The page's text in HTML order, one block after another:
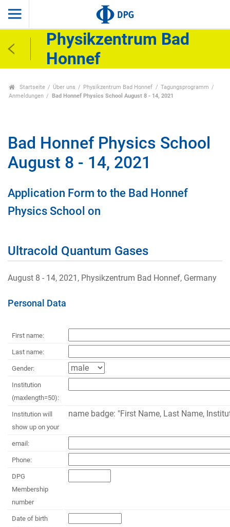
Physikzentrum Bad
Honnef
Startseite Über uns Physikzentrum Bad Honnef
Tagungsprogramm
Anmeldungen
Bad Honnef Physics School August 8 - 14, 2021
Bad Honnef Physics School
August 8 - 14, 2021
Application Form to the Bad Honnef
Physics School on
Ultracold Quantum Gases
August 8 - 14, 2021, Physikzentrum Bad Honnef, Germany
Personal Data
First name:
Last name:
Gender:
Institution
(maxlength=50):
Institution will
show up on your
name badge: "First Name, Last Name,
email:
Phone:
DPG
Membership
number
Date of birth